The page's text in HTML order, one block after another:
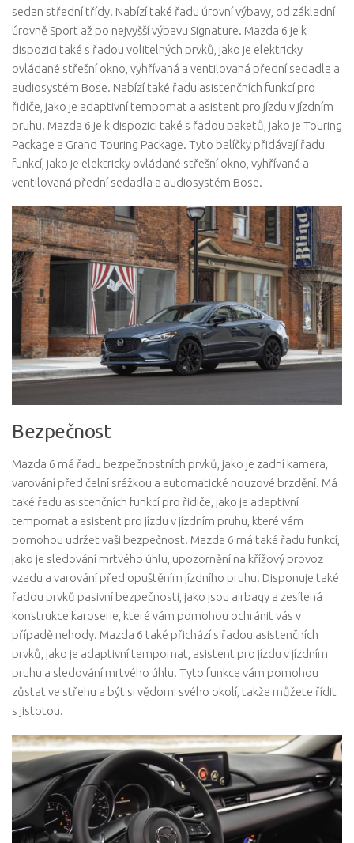
sedan střední třídy. Nabízí také řadu úrovní výbavy, od základní
úrovně Sport až po nejvyšší výbavu Signature. Mazda 6 je k
dispozici také s řadou volitelných prvků, jako je elektricky
ovládané střešní okno, vyhřívaná a ventilovaná přední sedadla a
audiosystém Bose. Nabízí také řadu asistenčních funkcí pro
řidiče, jako je adaptivní tempomat a asistent pro jízdu v jízdním
pruhu. Mazda 6 je k dispozici také s řadou paketů, jako je Touring
Package a Grand Touring Package. Tyto balíčky přidávají řadu
funkcí, jako je elektricky ovládané střešní okno, vyhřívaná a
ventilovaná přední sedadla a audiosystém Bose.
Bezpečnost
Mazda 6 má řadu bezpečnostních prvků, jako je zadní kamera,
varování před čelní srážkou a automatické nouzové brzdění. Má
také řadu asistenčních funkcí pro řidiče, jako je adaptivní
tempomat a asistent pro jízdu v jízdním pruhu, které vám
pomohou udržet vaši bezpečnost. Mazda 6 má také řadu funkcí,
jako je sledování mrtvého úhlu, upozornění na křížový provoz
vzadu a varování před opuštěním jízdního pruhu. Disponuje také
řadou prvků pasivní bezpečnosti, jako jsou airbagy a zesílená
konstrukce karoserie, které vám pomohou ochránit vás v
případě nehody. Mazda 6 také přichází s řadou asistenčních
prvků, jako je adaptivní tempomat, asistent pro jízdu v jízdním
pruhu a sledování mrtvého úhlu. Tyto funkce vám pomohou
zůstat ve střehu a být si vědomi svého okolí, takže můžete řídit
s jistotou.